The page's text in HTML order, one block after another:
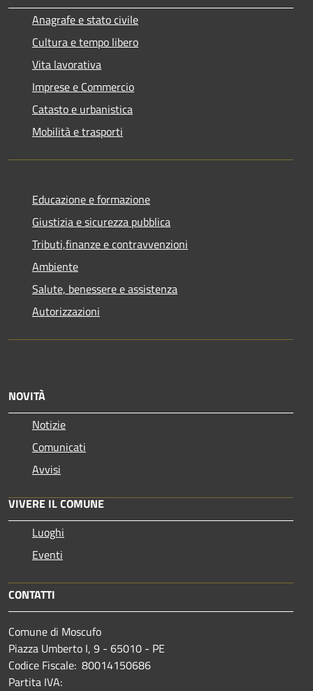
Anagrafe e stato civile
Cultura e tempo libero
Vita lavorativa
Imprese e Commercio
Catasto e urbanistica
Mobilità e trasporti
Educazione e formazione
Giustizia e sicurezza pubblica
Tributi,finanze e contravvenzioni
Ambiente
Salute, benessere e assistenza
Autorizzazioni
NOVITÀ
Notizie
Comunicati
Avvisi
VIVERE IL COMUNE
Luoghi
Eventi
CONTATTI
Comune di Moscufo
Piazza Umberto I, 9 - 65010 - PE
Codice Fiscale: 80014150686
Partita IVA: